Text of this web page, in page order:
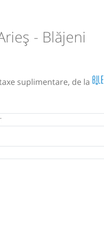
- Blăjeni
suplimentare, de la